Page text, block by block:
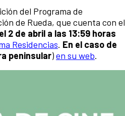
del Programa de
de Rueda, que cuenta con el
2 de abril a las 13:59 horas
Residencias. En el caso de
peninsular)en su web.